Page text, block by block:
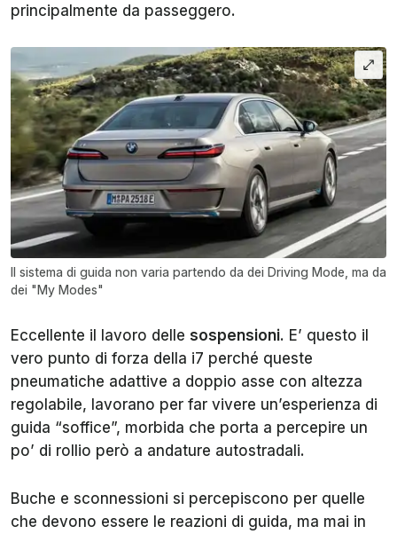
principalmente da passeggero.
Il sistema di guida non varia partendo da dei Driving Mode, ma da
dei "My Modes"
Eccellente il lavoro delle sospensioni. E’ questo il
vero punto di forza della i7 perché queste
pneumatiche adattive a doppio asse con altezza
regolabile, lavorano per far vivere un’esperienza di
guida “soffice”, morbida che porta a percepire un
po’ di rollio però a andature autostradali.
Buche e sconnessioni si percepiscono per quelle
che devono essere le reazioni di guida, ma mai in